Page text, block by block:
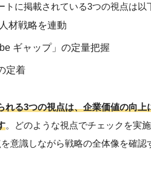
トに掲載されている3つの視点は以
材戦略を連動
be ギャップ」の定量把握
定着
れる3つの視点は、企業価値の向
。どのような視点でチェックを実
意識しながら戦略の全体像を確認